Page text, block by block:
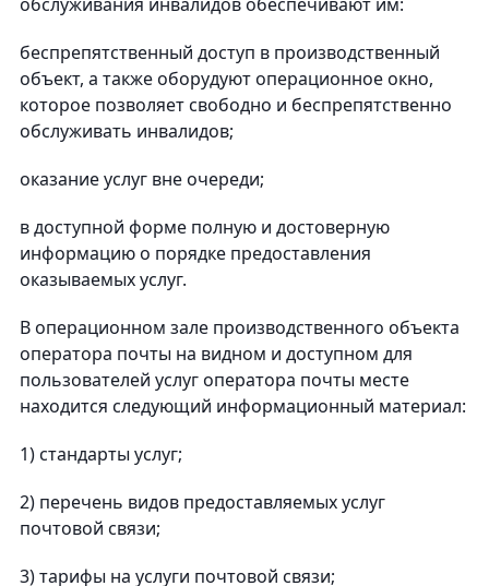
беспрепятственный доступ в производственный
объект, а также оборудуют операционное окно,
которое позволяет свободно и беспрепятственно
обслуживать инвалидов;
оказание услуг вне очереди;
в доступной форме полную и достоверную
информацию о порядке предоставления
оказываемых услуг.
В операционном зале производственного объекта
оператора почты на видном и доступном для
пользователей услуг оператора почты месте
находится следующий информационный материал:
1) стандарты услуг;
2) перечень видов предоставляемых услуг
почтовой связи;
3) тарифы на услуги почтовой связи;